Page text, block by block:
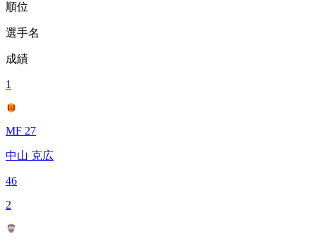
順位
選手名
成績
1
MF 27
中山 克広
46
2